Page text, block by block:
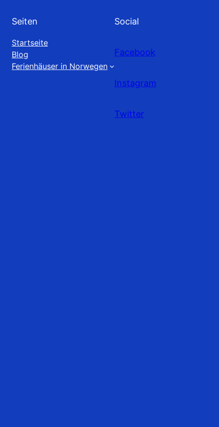
Seiten
Startseite
Blog
Ferienhäuser in Norwegen
Social
Facebook
Instagram
Twitter